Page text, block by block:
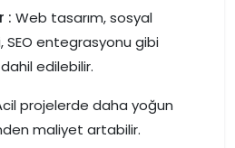
: Web tasarım, sosyal
entegrasyonu gibi
edilebilir.
projelerde daha yoğun
maliyet artabilir.